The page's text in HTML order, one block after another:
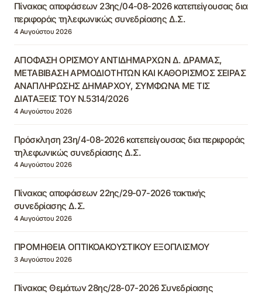
Πίνακας αποφάσεων 23ης/04-08-2026 κατεπείγουσας δια
περιφοράς τηλεφωνικώς συνεδρίασης Δ.Σ.
4 Αυγούστου 2026
ΑΠΟΦΑΣΗ ΟΡΙΣΜΟΥ ΑΝΤΙΔΗΜΑΡΧΩΝ Δ. ΔΡΑΜΑΣ,
ΜΕΤΑΒΙΒΑΣΗ ΑΡΜΟΔΙΟΤΗΤΩΝ ΚΑΙ ΚΑΘΟΡΙΣΜΟΣ ΣΕΙΡΑΣ
ΑΝΑΠΛΗΡΩΣΗΣ ΔΗΜΑΡΧΟΥ, ΣΥΜΦΩΝΑ ΜΕ ΤΙΣ
ΔΙΑΤΑΞΕΙΣ ΤΟΥ Ν.5314/2026
4 Αυγούστου 2026
Πρόσκληση 23η/4-08-2026 κατεπείγουσας δια περιφοράς
τηλεφωνικώς συνεδρίασης Δ.Σ.
4 Αυγούστου 2026
Πίνακας αποφάσεων 22ης/29-07-2026 τακτικής
συνεδρίασης Δ.Σ.
4 Αυγούστου 2026
ΠΡΟΜΗΘΕΙΑ ΟΠΤΙΚΟΑΚΟΥΣΤΙΚΟΥ ΕΞΟΠΛΙΣΜΟΥ
3 Αυγούστου 2026
Πίνακας Θεμάτων 28ης/28-07-2026 Συνεδρίασης